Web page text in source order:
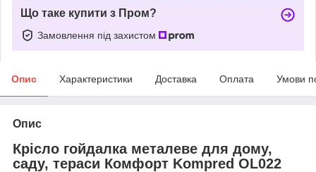
Що таке купити з Пром?
Замовлення під захистом
Опис Характеристики Доставка Оплата Умови
Опис
Крісло гойдалка металеве для дому,
саду, тераси Комфорт Kompred OL022